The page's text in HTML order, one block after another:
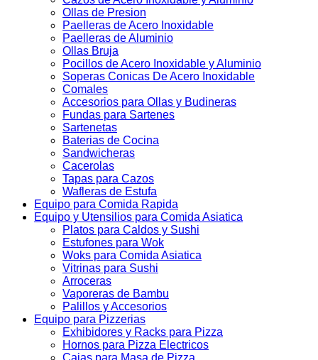
Ollas de Presion
Paelleras de Acero Inoxidable
Paelleras de Aluminio
Ollas Bruja
Pocillos de Acero Inoxidable y Aluminio
Soperas Conicas De Acero Inoxidable
Comales
Accesorios para Ollas y Budineras
Fundas para Sartenes
Sartenetas
Baterias de Cocina
Sandwicheras
Cacerolas
Tapas para Cazos
Wafleras de Estufa
Equipo para Comida Rapida
Equipo y Utensilios para Comida Asiatica
Platos para Caldos y Sushi
Estufones para Wok
Woks para Comida Asiatica
Vitrinas para Sushi
Arroceras
Vaporeras de Bambu
Palillos y Accesorios
Equipo para Pizzerias
Exhibidores y Racks para Pizza
Hornos para Pizza Electricos
Cajas para Masa de Pizza